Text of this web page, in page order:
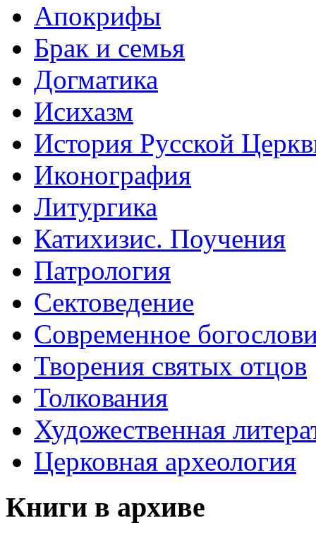
Апокрифы
Брак и семья
Догматика
Исихазм
История Русской
Иконография
Литургика
Катихизис. Поучения
Патрология
Сектоведение
Современное
Творения святых отцов
Толкования
Художественная
Церковная археология
Книги в архиве